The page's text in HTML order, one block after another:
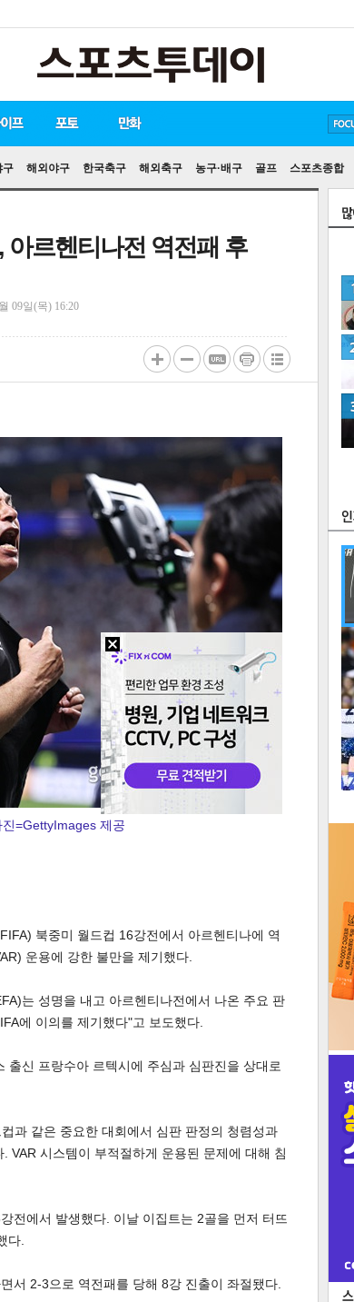
구 해외야구 한국축구 해외축구 농구·배구 골프 스포츠종합
프
만화
방탄소년단
손흥민
유아인
아르헨티나전 역전패 후
09일(목) 16:20
=GettyImages 제공
북중미 월드컵 16강전에서 아르헨티나에 역
운용에 강한 불만을 제기했다.
는 성명을 내고 아르헨티나전에서 나온 주요 판
에 이의를 제기했다"고 보도했다.
신 프랑수아 르텍시에 주심과 심판진을 상대로
과 같은 중요한 대회에서 심판 판정의 청렴성과
VAR 시스템이 부적절하게 운용된 문제에 대해 침
전에서 발생했다. 이날 이집트는 2골을 먼저 터뜨
다.
서 2-3으로 역전패를 당해 8강 진출이 좌절됐다.
연예
2